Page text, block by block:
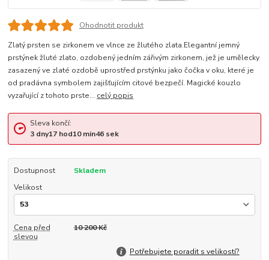
Ohodnotit produkt
Zlatý prsten se zirkonem ve vlnce ze žlutého zlata.Elegantní jemný
prstýnek žluté zlato, ozdobený jedním zářivým zirkonem, jež je umělecky
zasazený ve zlaté ozdobě uprostřed prstýnku jako čočka v oku, které je
od pradávna symbolem zajišťujícím citové bezpečí. Magické kouzlo
vyzařující z tohoto prste... celý popis
Sleva končí:
3 dny17hod10min46sek
Dostupnost
Skladem
Velikost
Cena před
slevou
10 200 Kč
Potřebujete poradit s velikostí?